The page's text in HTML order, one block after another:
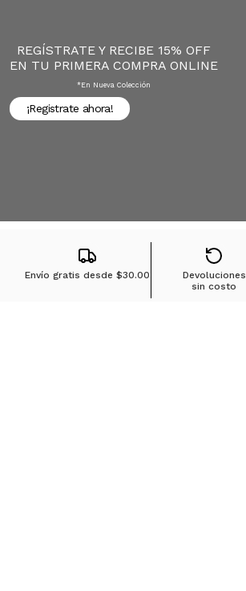
REGÍSTRATE Y RECIBE 15% OFF
EN TU PRIMERA COMPRA ONLINE
*en Nueva Colección
¡Registrate ahora!
Envío gratis desde$30.00
Devoluciones
sin costo